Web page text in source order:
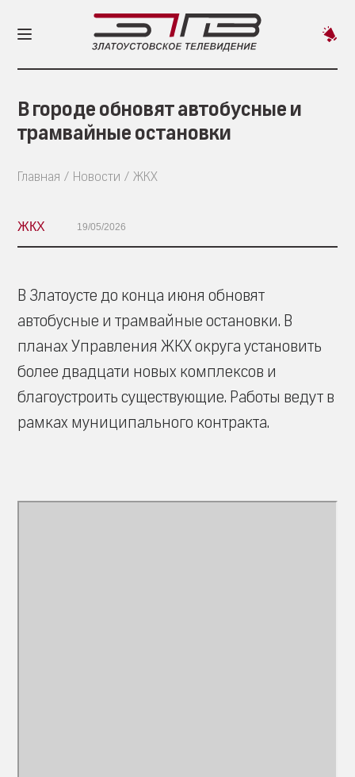
В городе обновят автобусные и
трамвайные остановки
Главная Новости ЖКХ
ЖКХ 19/05/2026
В Златоусте до конца июня обновят
автобусные и трамвайные остановки. В
планах Управления ЖКХ округа установить
более двадцати новых комплексов и
благоустроить существующие. Работы ведут в
рамках муниципального контракта.